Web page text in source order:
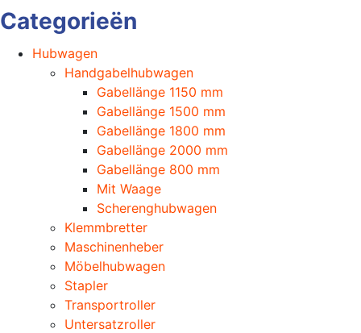
Categorieën
Hubwagen
Handgabelhubwagen
Gabellänge 1150 mm
Gabellänge 1500 mm
Gabellänge 1800 mm
Gabellänge 2000 mm
Gabellänge 800 mm
Mit Waage
Scherenghubwagen
Klemmbretter
Maschinenheber
Möbelhubwagen
Stapler
Transportroller
Untersatzroller